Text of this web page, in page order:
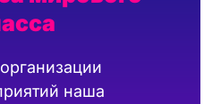
наша